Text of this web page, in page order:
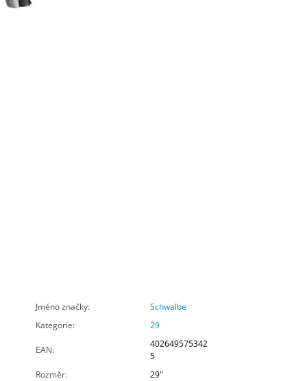
Jméno značky:
Schwalbe
Kategorie: 29
EAN:
402649575342
5
Rozměr: 29"